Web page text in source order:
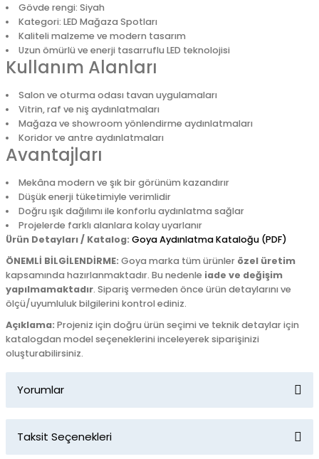
Gövde rengi: Siyah
Kategori: LED Mağaza Spotları
Kaliteli malzeme ve modern tasarım
Uzun ömürlü ve enerji tasarruflu LED teknolojisi
Kullanım Alanları
Salon ve oturma odası tavan uygulamaları
Vitrin, raf ve niş aydınlatmaları
Mağaza ve showroom yönlendirme aydınlatmaları
Koridor ve antre aydınlatmaları
Avantajları
Mekâna modern ve şık bir görünüm kazandırır
Düşük enerji tüketimiyle verimlidir
Doğru ışık dağılımı ile konforlu aydınlatma sağlar
Projelerde farklı alanlara kolay uyarlanır
Ürün Detayları / Katalog: Goya Aydınlatma Kataloğu (PDF)
ÖNEMLİ BİLGİLENDİRME: Goya marka tüm ürünler özel üretim
kapsamında hazırlanmaktadır. Bu nedenle iade ve değişim
yapılmamaktadır. Sipariş vermeden önce ürün detaylarını ve
ölçü/uyumluluk bilgilerini kontrol ediniz.
Açıklama: Projeniz için doğru ürün seçimi ve teknik detaylar için
katalogdan model seçeneklerini inceleyerek siparişinizi
oluşturabilirsiniz.
Yorumlar
Taksit Seçenekleri